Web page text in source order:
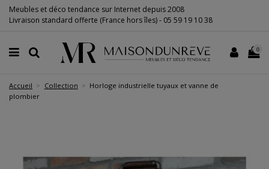
Meubles et déco tendance sur Internet depuis 2008
Livraison standard offerte (France hors îles) - 05 59 19 10 38
0
Accueil Collection
Horloge industrielle tuyaux et vanne de
plombier